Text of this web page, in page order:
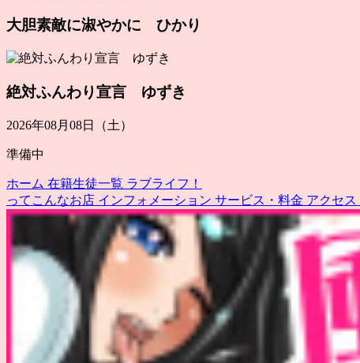
大胆素敵に淑やかに ひかり
絶対ふんわり宣言 ゆずき
2026年08月08日（土）
準備中
ホーム 在籍生徒一覧 ラブライフ！
ってこんなお店 インフォメーション サービス・料金 アクセス